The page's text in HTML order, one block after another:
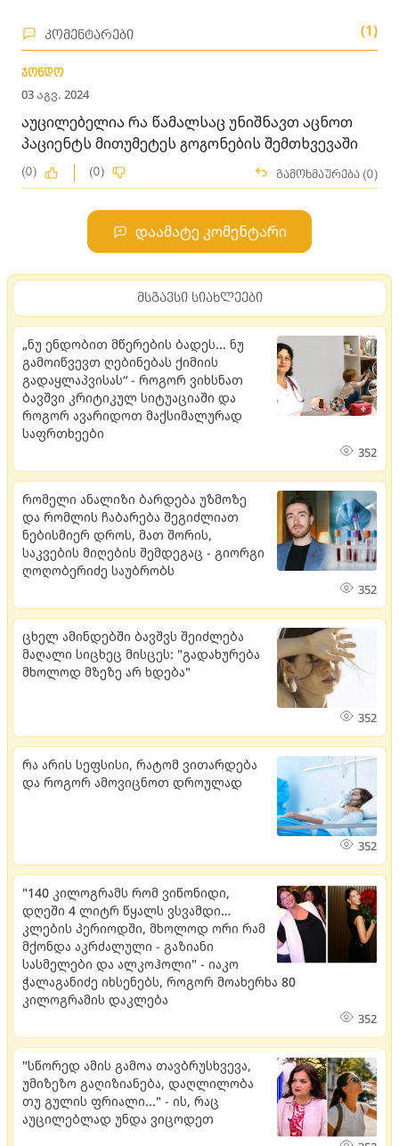
კომენტარები (1)
ჯონდო
03 აგვ. 2024
აუცილებელია რა წამალსაც უნიშნავთ აცნოთ
პაციენტს მითუმეტეს გოგონების შემთხვევაში
(0) (0) გამოხმაურება (0)
დაამატე კომენტარი
მსგავსი სიახლეები
„ნუ ენდობით მწერების ბადეს... ნუ
გამოიწვევთ ღებინებას ქიმიის
გადაყლაპვისას“ - როგორ ვიხსნათ
ბავშვი კრიტიკულ სიტუაციაში და
როგორ ავარიდოთ მაქსიმალურად
საფრთხეები
352
რომელი ანალიზი ბარდება უზმოზე
და რომლის ჩაბარება შეგიძლიათ
ნებისმიერ დროს, მათ შორის,
საკვების მიღების შემდეგაც - გიორგი
ღოღობერიძე საუბრობს
352
ცხელ ამინდებში ბავშვს შეიძლება
მაღალი სიცხეც მისცეს: "გადახურება
მხოლოდ მზეზე არ ხდება"
352
რა არის სეფსისი, რატომ ვითარდება
და როგორ ამოვიცნოთ დროულად
352
"140 კილოგრამს რომ ვიწონიდი,
დღეში 4 ლიტრ წყალს ვსვამდი…
კლების პერიოდში, მხოლოდ ორი რამ
მქონდა აკრძალული - გაზიანი
სასმელები და ალკოჰოლი" - იაკო
ჭალაგანიძე იხსენებს, როგორ მოახერხა 80
კილოგრამის დაკლება
352
"სწორედ ამის გამოა თავბრუსხვევა,
უმიზეზო გაღიზიანება, დაღლილობა
თუ გულის ფრიალი..." - ის, რაც
აუცილებლად უნდა ვიცოდეთ